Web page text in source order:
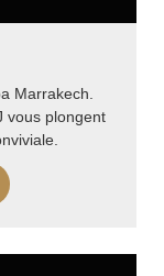
Marrakech.
vous plongent